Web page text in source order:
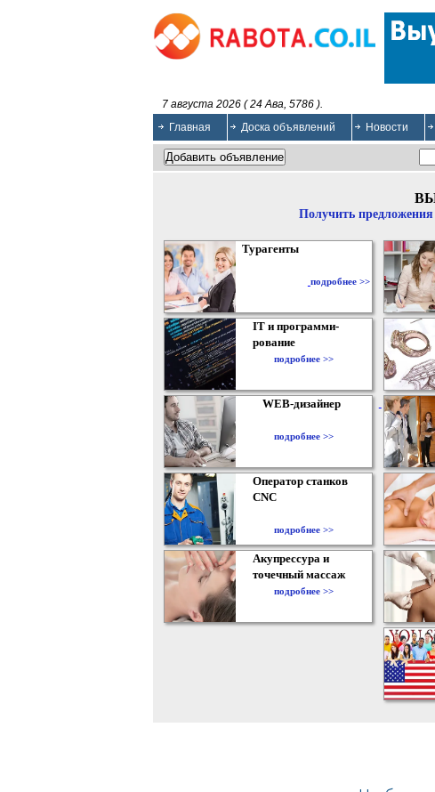
7 августа 2026 ( 24 Ава, 5786 ).
Главная
Доска объявлений Новости
Получить
Турагенты
подробнее >>
IT и программи-
рование
подробнее >>
WEB-дизайнер
подробнее >>
Оператор станков
CNC
подробнее >>
Акупрессура и
точечный массаж
подробнее >>